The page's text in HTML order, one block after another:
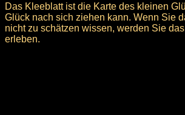
Das Kleeblatt ist die Karte des kleinen
Glück nach sich ziehen kann. Wenn Sie
nicht zu schätzen wissen, werden Sie
erleben.